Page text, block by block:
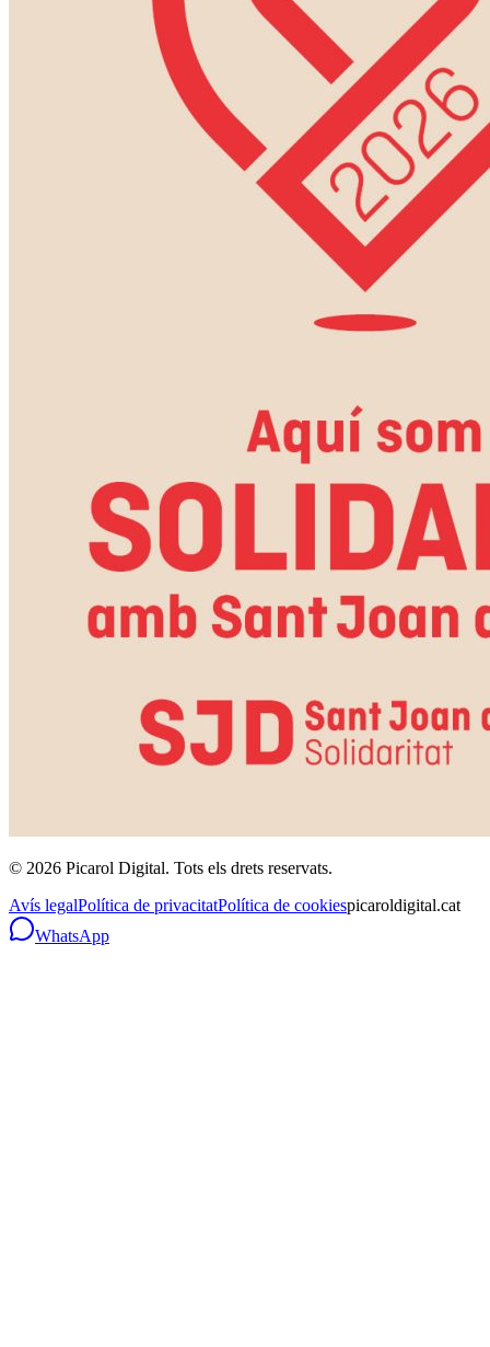
© 2026 Picarol Digital. Tots els drets reservats.
Avís legalPolítica de privacitatPolítica de cookiespicaroldigital.cat
WhatsApp